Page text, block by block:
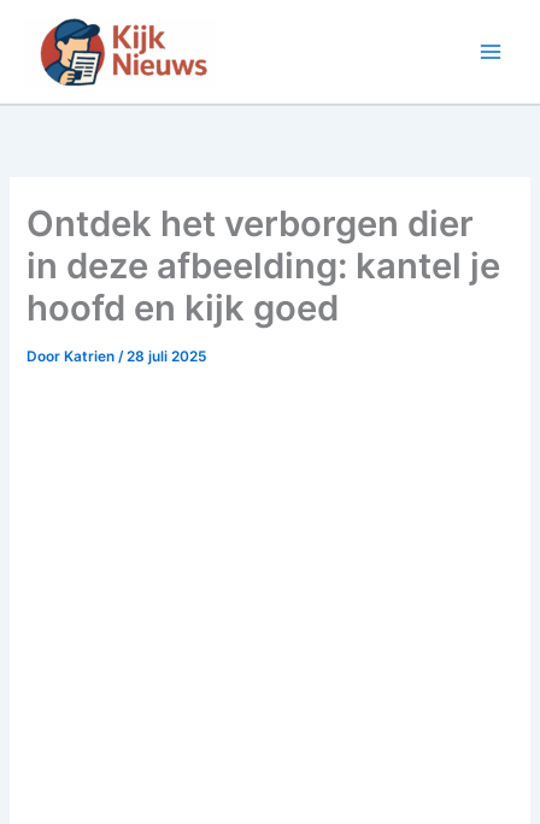
inhoud
Ontdek het verborgen dier
in deze afbeelding: kantel je
hoofd en kijk goed
Door Katrien/28 juli 2025